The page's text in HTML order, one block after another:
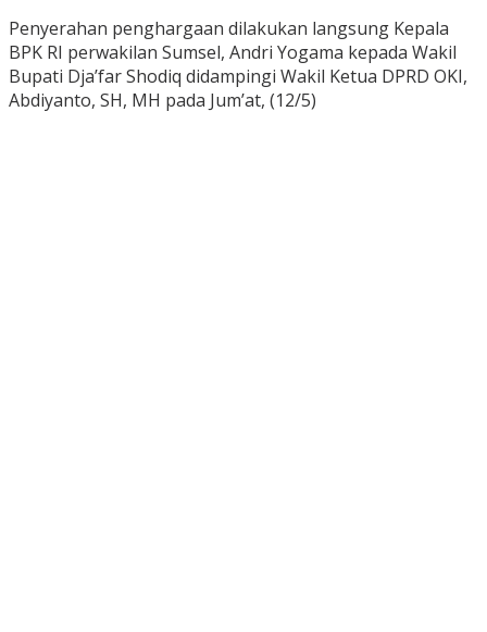
Penyerahan penghargaan dilakukan langsung Kepala
BPK RI perwakilan Sumsel, Andri Yogama kepada Wakil
Bupati Dja’far Shodiq didampingi Wakil Ketua DPRD OKI,
Abdiyanto, SH, MH pada Jum’at, (12/5)